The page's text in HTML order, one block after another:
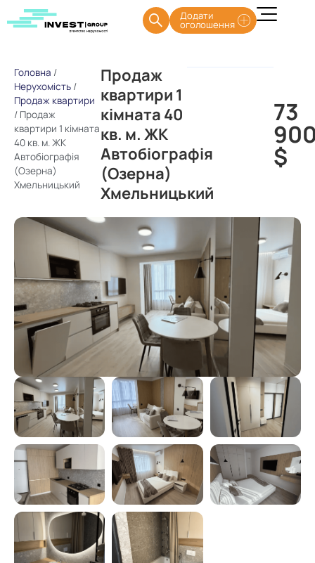
Додати
оголошення
Головна /
Нерухомість /
Продаж квартири
/ Продаж
квартири 1 кімната
40 кв. м. ЖК
Автобіографія
(Озерна)
Хмельницький
Продаж
квартири 1
кімната 40
кв. м. ЖК
Автобіографія
(Озерна)
Хмельницький
73
$